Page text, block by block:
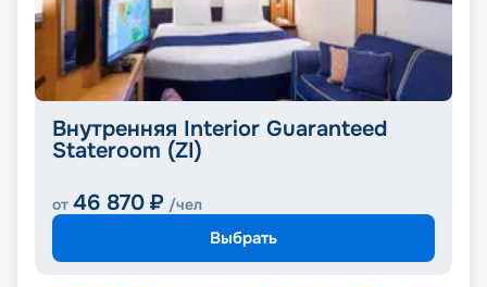
Внутренняя Interior Guaranteed
Stateroom (ZI)
от 46 870 ₽ /чел
Выбрать